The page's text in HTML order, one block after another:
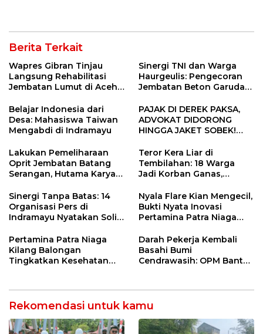
Berita Terkait
Wapres Gibran Tinjau
Langsung Rehabilitasi
Jembatan Lumut di Aceh
Konektivitas Pulih Cepat
Sinergi TNI dan Warga
Haurgeulis: Pengecoran
Jembatan Beton Garuda
Belajar Indonesia dari
Desa: Mahasiswa Taiwan
Mengabdi di Indramayu
PAJAK DI DEREK PAKSA,
ADVOKAT DIDORONG
HINGGA JAKET SOBEK!
Ngamuk Kepung Polresta
Pekanbaru!
Lakukan Pemeliharaan
Oprit Jembatan Batang
Serangan, Hutama Karya
55 Tol Binjai–Langsa
Teror Kera Liar di
Tembilahan: 18 Warga
Jadi Korban Ganas,
12 Jahitan!
Sinergi Tanpa Batas: 14
Organisasi Pers di
Indramayu Nyatakan Solid
Nyala Flare Kian Mengecil,
Bukti Nyata Inovasi
Pertamina Patra Niaga
Net Zero Emission 2060
Pertamina Patra Niaga
Kilang Balongan
Tingkatkan Kesehatan
Rutin dan Edukasi
Perawatan Gigi
Darah Pekerja Kembali
Basahi Bumi
Cendrawasih: OPM Bantai
Rekomendasi untuk kamu